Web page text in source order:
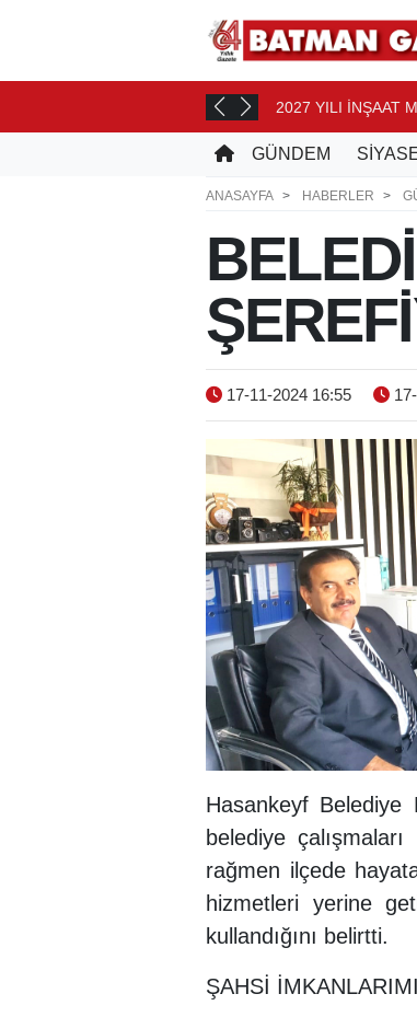
2027 YILI İNŞAAT
GÜNDEM
ANASAYFA HABERLER
17-11-2024 16:55
Hasankeyf Belediye
belediye
rağmen ilçede
hizmetleri yerine
kullandığını belirtti.
ŞAHSİ